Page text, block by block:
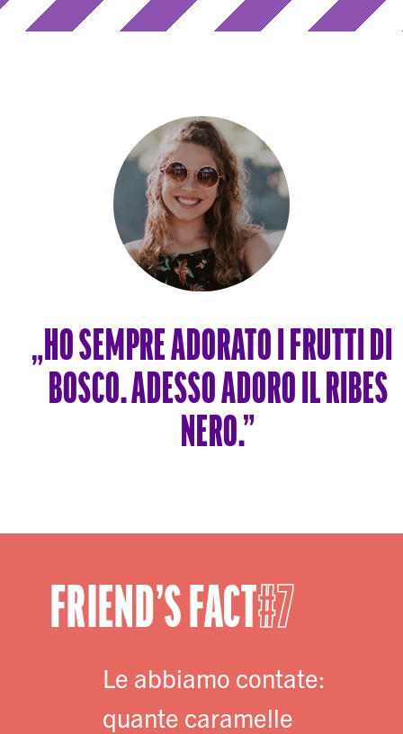
„HO SEMPRE ADORATO I FRUTTI DI
BOSCO. ADESSO ADORO IL RIBES
NERO.”
FRIEND’S FACT 7
Le abbiamo contate:
quante caramelle